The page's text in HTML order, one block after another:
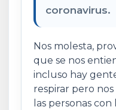
coronavirus.
Nos molesta,
que se nos
incluso hay
respirar pero
las personas